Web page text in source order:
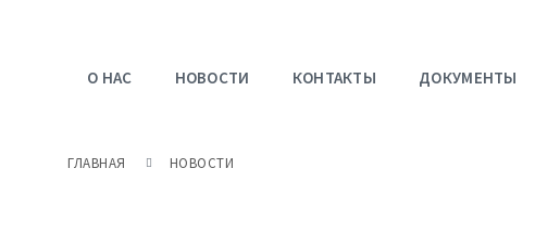
О НАС НОВОСТИ КОНТАКТЫ ДОКУМЕНТЫ
ГЛАВНАЯ НОВОСТИ